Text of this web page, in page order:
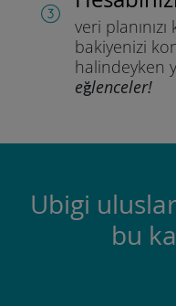
veri
bakiyenizi
halindeyken
eğlenceler!
Ubigi
bu